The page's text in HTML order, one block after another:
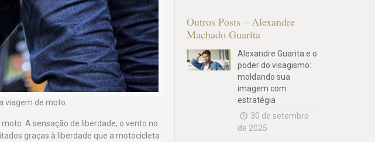
viagem de moto.
A sensação de liberdade, o vento no
graças à liberdade que a motocicleta
Outros Posts – Alexandre
Machado Guarita
Alexandre Guarita e o
poder do visagismo:
moldando sua
imagem com
estratégia
30 de setembro
de 2025